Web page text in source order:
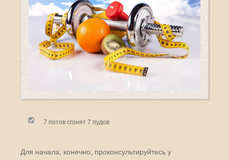
7 потов сгонят 7 пудов
Для начала, конечно, проконсультируйтесь у